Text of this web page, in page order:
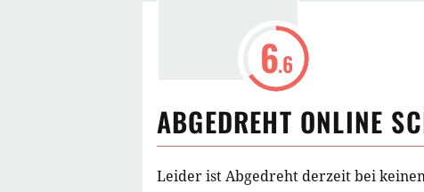
6.6
ABGEDREHT ONLINE
Leider ist Abgedreht derzeit bei